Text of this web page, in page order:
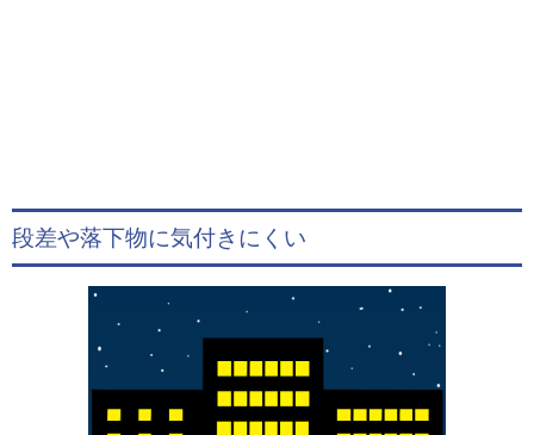
段差や落下物に気付きにくい